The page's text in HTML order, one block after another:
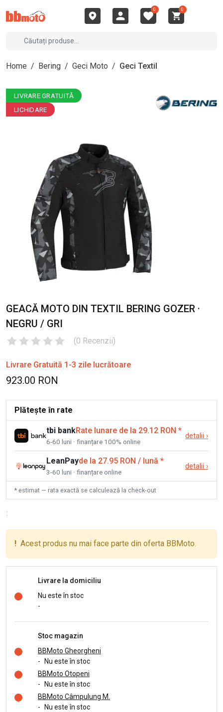
0 0
Home / Bering / Geci Moto / Geci Textil
LIVRARE GRATUITĂ
LICHIDARE
GEACĂ MOTO DIN TEXTIL BERING GOZER ·
NEGRU / GRI
(0 Recenzii)
Livrare Gratuită 1-3 zile lucrătoare
923.00 RON
Plătește în rate
tbi bankRate lunare de la 29.12 RON *
6-60 luni · finanțare 100% online
detalii ›
LeanPayde la 27.95 RON / lună *
3-60 luni · finanțare online
detalii ›
* estimat — rata exactă se calculează la check-out
:
! Acest produs nu mai face parte din oferta BBMoto.
Livrare la domiciliu
Nu este în stoc
-
Stoc magazin
BBMoto Gheorgheni
-
Nu este în stoc
BBMoto Otopeni
-
Nu este în stoc
BBMoto Câmpulung M.
-
Nu este în stoc